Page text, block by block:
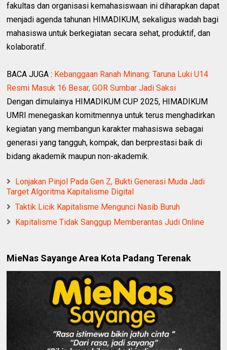
fakultas dan organisasi kemahasiswaan ini diharapkan dapat
menjadi agenda tahunan HIMADIKUM, sekaligus wadah bagi
mahasiswa untuk berkegiatan secara sehat, produktif, dan
kolaboratif.
BACA JUGA : Kebanggaan Ranah Minang: Taruna Luki U14
Resmi Masuk 16 Besar, GOR Sumbar Jadi Saksi
Dengan dimulainya HIMADIKUM CUP 2025, HIMADIKUM
UMRI menegaskan komitmennya untuk terus menghadirkan
kegiatan yang membangun karakter mahasiswa sebagai
generasi yang tangguh, kompak, dan berprestasi baik di
bidang akademik maupun non-akademik.
Lonjakan Pinjol Pada Gen Z, Bukti Generasi Muda Jadi
Target Algoritma Kapitalisme Digital
Taktik Licik Kapitalisme Mengunci Nasib Buruh
Kapitalisme Tidak Sanggup Memberantas Judi Online
MieNas Sayange Area Kota Padang Terenak